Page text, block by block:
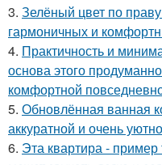
3. Зелёный цвет по
гармоничных и
4. Практичность и
основа этого
комфортной
5. Обновлённая ванная
аккуратной и очень
6. Эта квартира - пример